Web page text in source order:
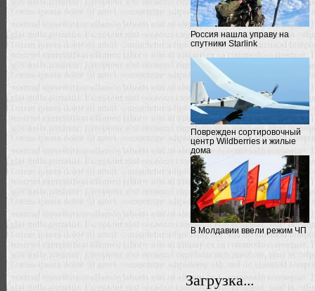
Россия нашла управу на
спутники Starlink
Поврежден сортировочный
центр Wildberries и жилые
дома
В Молдавии ввели режим ЧП
Загрузка...